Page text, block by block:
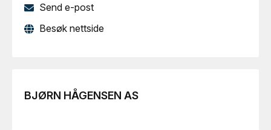
Send e-post
Besøk nettside
BJØRN HÅGENSEN AS